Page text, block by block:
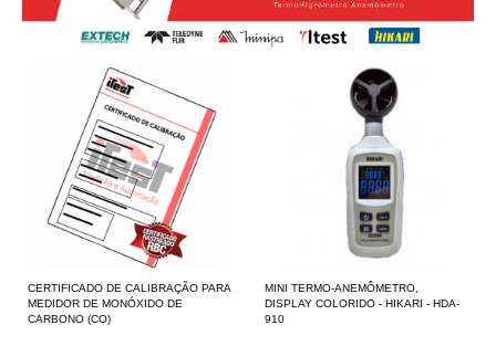
CERTIFICADO DE CALIBRAÇÃO PARA
MEDIDOR DE MONÓXIDO DE
CARBONO (CO)
MINI TERMO-ANEMÔMETRO,
DISPLAY COLORIDO - HIKARI - HDA-
910